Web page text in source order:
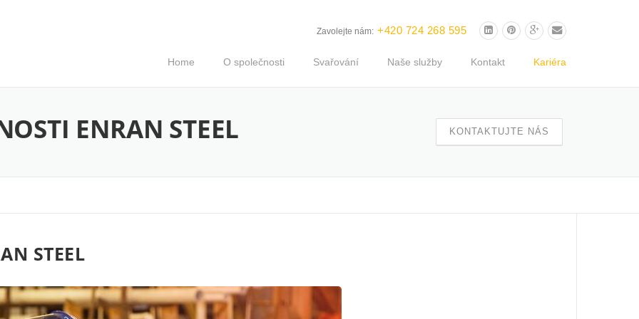
Zavolejte nám: +420 724 268 595
Home O společnosti Svařování Naše služby Kontakt Kariéra
ENRAN STEEL KONTAKTUJTE NÁS
STEEL